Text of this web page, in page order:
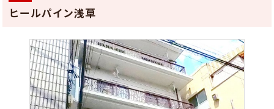
ヒールパイン浅草